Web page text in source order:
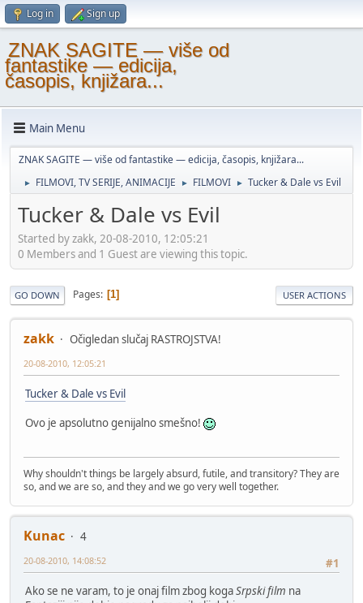
Log in Sign up
ZNAK SAGITE — više od
fantastike — edicija,
časopis, knjižara...
Main Menu
ZNAK SAGITE — više od fantastike — edicija, časopis, knjižara...
► FILMOVI, TV SERIJE, ANIMACIJE ► FILMOVI ► Tucker & Dale vs Evil
Tucker & Dale vs Evil
Started by zakk, 20-08-2010, 12:05:21
0 Members and 1 Guest are viewing this topic.
GO DOWN Pages 1 USER ACTIONS
zakk Očigledan slučaj RASTROJSTVA!
20-08-2010, 12:05:21
Tucker & Dale vs Evil
Ovo je apsolutno genijalno smešno!
Why shouldn't things be largely absurd, futile, and transitory? They are
so, and we are so, and they and we go very well together.
Kunac
4
#1
20-08-2010, 14:08:52
Ako se ne varam, to je onaj film zbog kogaSrpski film na